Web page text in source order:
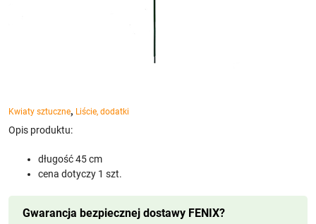
Kwiaty sztuczne, Liście, dodatki
Opis produktu:
długość 45 cm
cena dotyczy 1 szt.
Gwarancja bezpiecznej dostawy FENIX?